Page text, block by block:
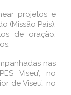
projetos e
(Missão País),
de oração,
nas
Viseu’, no
de Viseu’, no